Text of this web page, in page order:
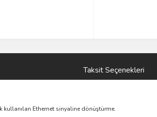
Taksit Seçenekleri
Ethernet sinyaline dönüştürme.